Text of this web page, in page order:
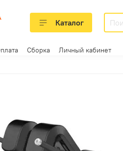
Каталог
Сборка Личный кабинет